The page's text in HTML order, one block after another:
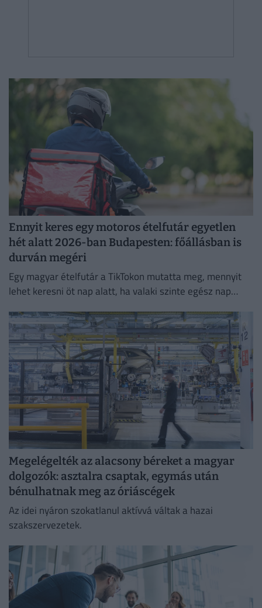
Ennyit keres egy motoros ételfutár egyetlen
hét alatt 2026-ban Budapesten: főállásban is
durván megéri
Egy magyar ételfutár a TikTokon mutatta meg, mennyit
lehet keresni öt nap alatt, ha valaki szinte egész nap
Megelégelték az alacsony béreket a magyar
dolgozók: asztalra csaptak, egymás után
bénulhatnak meg az óriáscégek
Az idei nyáron szokatlanul aktívvá váltak a hazai
szakszervezetek.